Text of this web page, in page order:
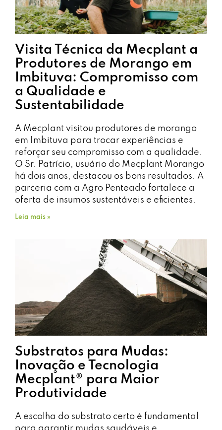
Visita Técnica da Mecplant a
Produtores de Morango em
Imbituva: Compromisso com
a Qualidade e
Sustentabilidade
A Mecplant visitou produtores de morango
em Imbituva para trocar experiências e
reforçar seu compromisso com a qualidade.
O Sr. Patrício, usuário do Mecplant Morango
há dois anos, destacou os bons resultados. A
parceria com a Agro Penteado fortalece a
oferta de insumos sustentáveis e eficientes.
Leia mais »
Substratos para Mudas:
Inovação e Tecnologia
Mecplant® para Maior
Produtividade
A escolha do substrato certo é fundamental